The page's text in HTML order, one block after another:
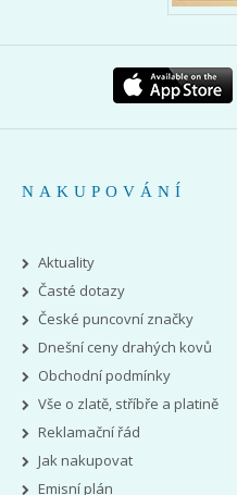
NAKUPOVÁNÍ
Aktuality
Časté dotazy
České puncovní značky
Dnešní ceny drahých kovů
Obchodní podmínky
Vše o zlatě, stříbře a platině
Reklamační řád
Jak nakupovat
Emisní plán